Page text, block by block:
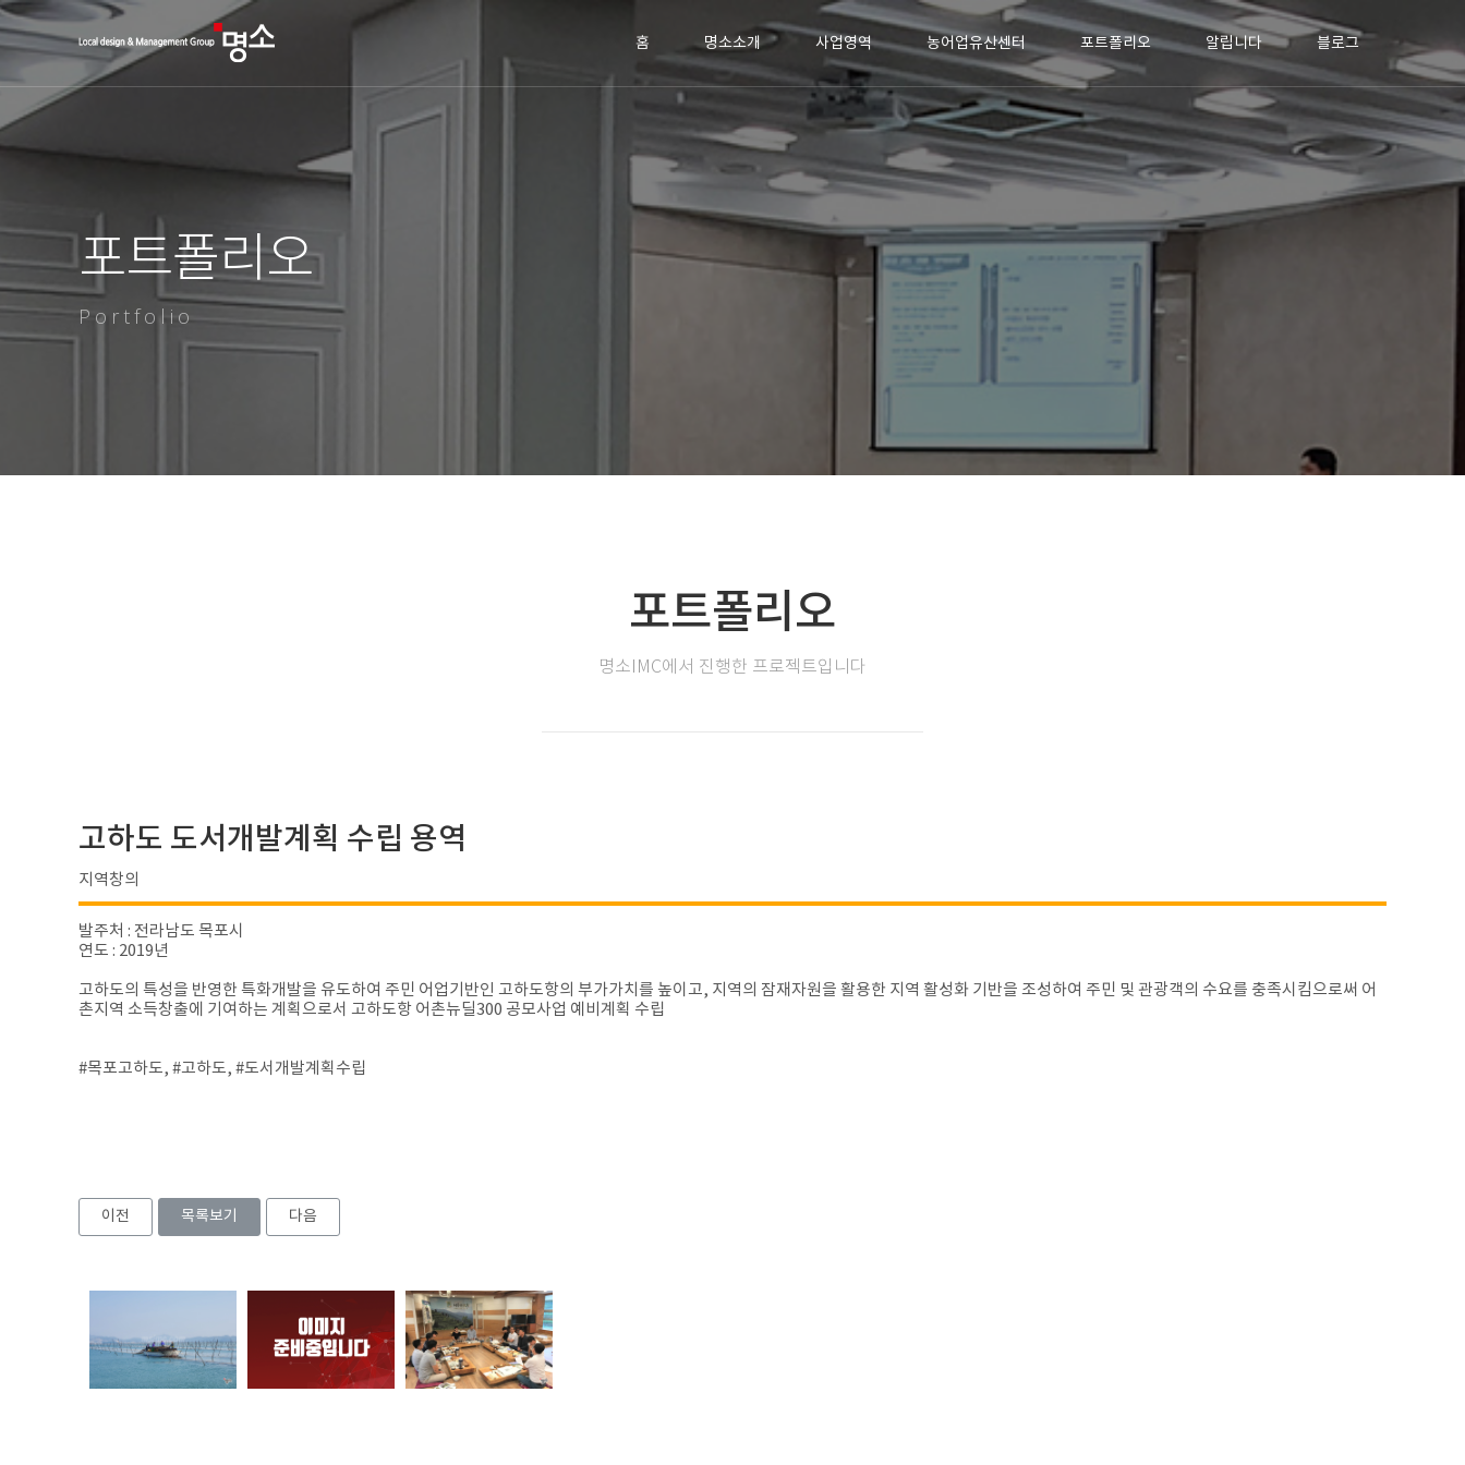
홈 명소소개 사업영역 농어업유산센터 포트폴리오 알립니다 블로그
포트폴리오
Portfolio
포트폴리오
명소IMC에서 진행한 프로젝트입니다
고하도 도서개발계획 수립 용역
지역창의
발주처 : 전라남도 목포시
연도 : 2019년
고하도의 특성을 반영한 특화개발을 유도하여 주민 어업기반인 고하도항의 부가가치를 높이고, 지역의 잠재자원을 활용한 지역 활성화 기반을 조성하여 주민 및 관광객의 수요를 충족시킴으로써 어
촌지역 소득창출에 기여하는 계획으로서 고하도항 어촌뉴딜300 공모사업 예비계획 수립
#목포고하도, #고하도, #도서개발계획수립
이전 목록보기 다음